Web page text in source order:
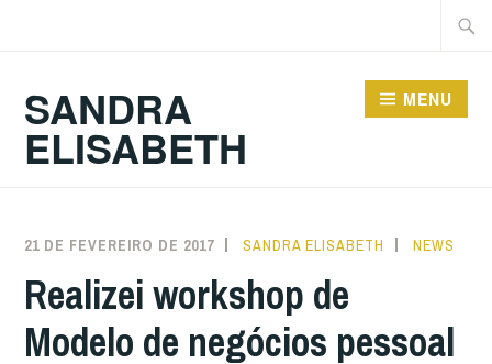
SANDRA
ELISABETH
MENU
21 DE FEVEREIRO DE 2017 SANDRA ELISABETH NEWS
Realizei workshop de
Modelo de negócios pessoal